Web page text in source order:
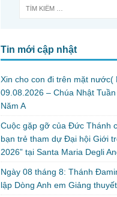
Tin mới cập nhật
Xin cho con đi trên mặt nước(
09.08.2026 – Chúa Nhật
Năm A
Cuộc gặp gỡ của Đức Thánh
bạn trẻ tham dự Đại hội Giới
2026” tại Santa Maria Degli
Ngày 08 tháng 8: Thánh
lập Dòng Anh em Giảng thuyết